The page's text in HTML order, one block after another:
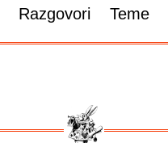
Razgovori Teme